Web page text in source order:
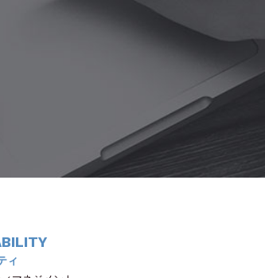
ィ